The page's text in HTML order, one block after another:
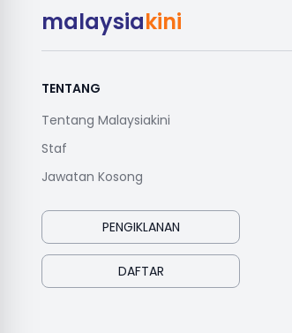
malaysiakini
TENTANG
Tentang Malaysiakini
Staf
Jawatan Kosong
PENGIKLANAN
DAFTAR